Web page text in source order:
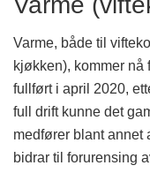
Varme, både til
kjøkken), kommer nå
fullført i april 2020,
full drift kunne det
medfører blant annet
bidrar til forurensing